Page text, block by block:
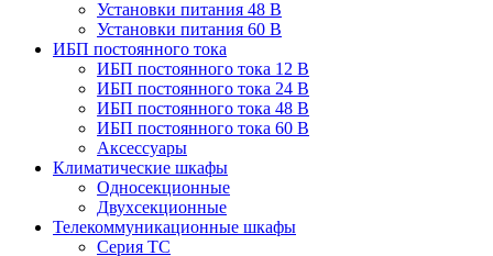
Установки питания 48 В
Установки питания 60 В
ИБП постоянного тока
ИБП постоянного тока 12 В
ИБП постоянного тока 24 В
ИБП постоянного тока 48 В
ИБП постоянного тока 60 В
Аксессуары
Климатические шкафы
Односекционные
Двухсекционные
Телекоммуникационные шкафы
Серия TC